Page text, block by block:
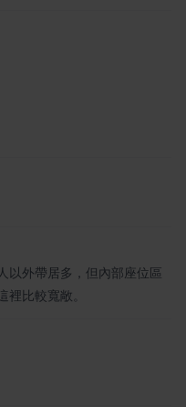
以外帶居多，但內部座位區
裡比較寬敞。